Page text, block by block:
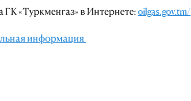
ГК «Туркменгаз» в Интернете:oilgas.gov.tm/
информация